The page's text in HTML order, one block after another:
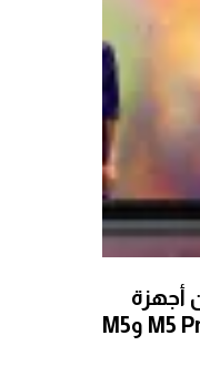
أجهزة
MacBook Pro بشرائح M5 Pro وM5